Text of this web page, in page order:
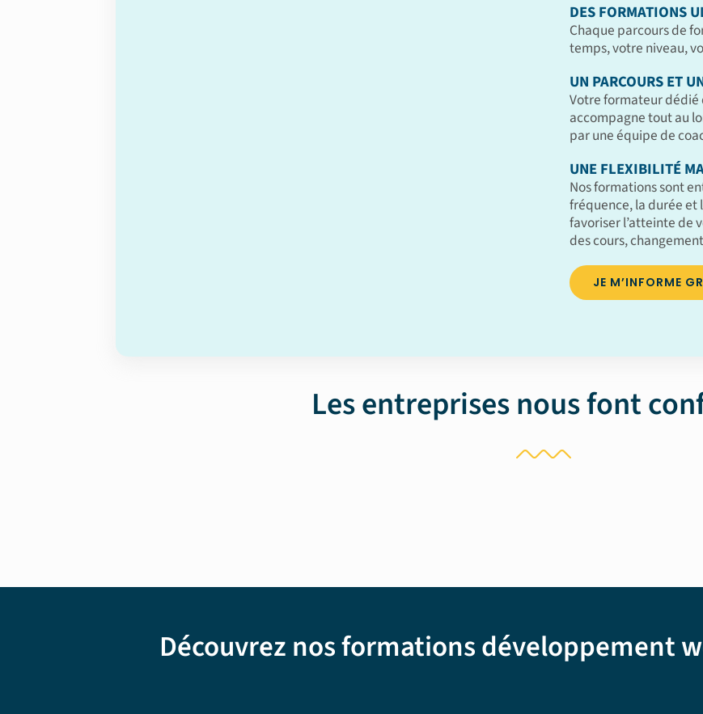
DES FORMATIONS
Chaque parcours de
temps, votre niveau,
UN PARCOURS ET
Votre formateur dédié
accompagne tout au
par une équipe de
UNE FLEXIBILITÉ
Nos formations sont
fréquence, la durée et
favoriser l’atteinte de
des cours,
JE M’INFORME
Les entreprises nous font
Découvrez nos formations développement